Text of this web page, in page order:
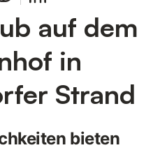
auf dem
in
Strand
bieten